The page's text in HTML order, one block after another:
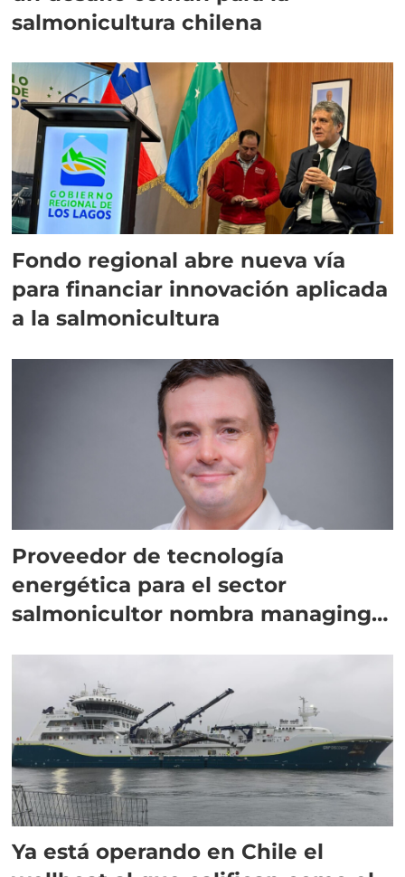
salmonicultura chilena
Fondo regional abre nueva vía
para financiar innovación aplicada
a la salmonicultura
Proveedor de tecnología
energética para el sector
salmonicultor nombra managing
Ya está operando en Chile el